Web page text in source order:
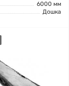
6000 мм
Дошка